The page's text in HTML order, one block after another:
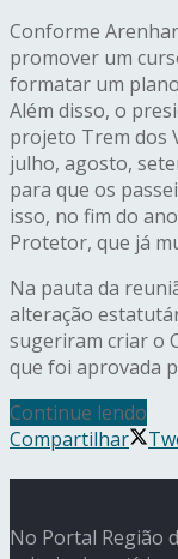
Conforme
promover um
formatar um
Além disso, o
projeto Trem dos
julho, agosto,
para que os
isso, no fim do
Protetor, que já
Na pauta da
alteração
sugeriram criar o
que foi aprovada
Continue lendo
Compartilhar
No Portal Região